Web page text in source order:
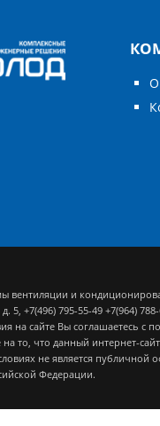
О
вентиляции и
5, +7(496) 795-55-49 +7(964)
на сайте Вы соглашаетесь с
то, что данный интернет-
не является
Федерации.